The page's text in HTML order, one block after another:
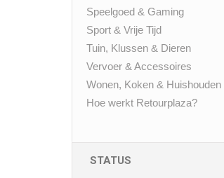
Speelgoed & Gaming
Sport & Vrije Tijd
Tuin, Klussen & Dieren
Vervoer & Accessoires
Wonen, Koken & Huishouden
Hoe werkt Retourplaza?
STATUS